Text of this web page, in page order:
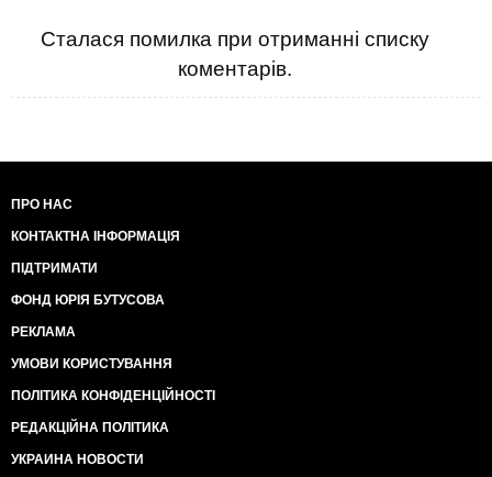
Сталася помилка при отриманні списку
коментарів.
ПРО НАС
КОНТАКТНА ІНФОРМАЦІЯ
ПІДТРИМАТИ
ФОНД ЮРІЯ БУТУСОВА
РЕКЛАМА
УМОВИ КОРИСТУВАННЯ
ПОЛІТИКА КОНФІДЕНЦІЙНОСТІ
РЕДАКЦІЙНА ПОЛІТИКА
УКРАИНА НОВОСТИ